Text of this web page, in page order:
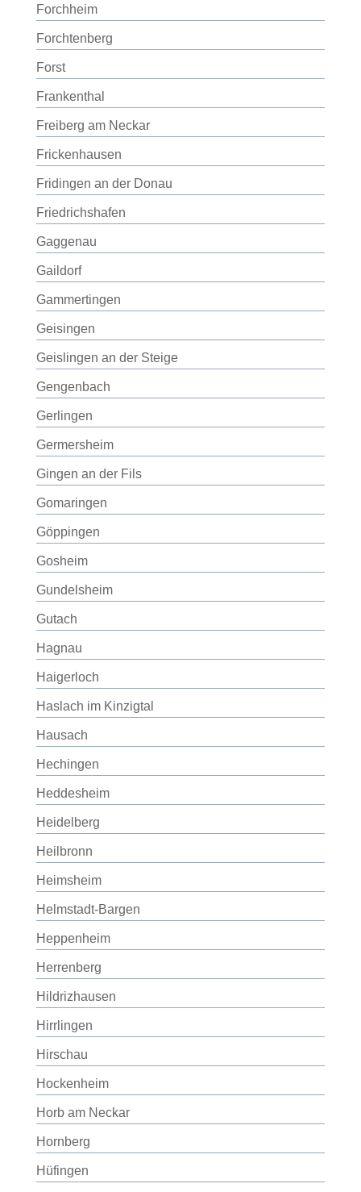
Forchheim
Forchtenberg
Forst
Frankenthal
Freiberg am Neckar
Frickenhausen
Fridingen an der Donau
Friedrichshafen
Gaggenau
Gaildorf
Gammertingen
Geisingen
Geislingen an der Steige
Gengenbach
Gerlingen
Germersheim
Gingen an der Fils
Gomaringen
Göppingen
Gosheim
Gundelsheim
Gutach
Hagnau
Haigerloch
Haslach im Kinzigtal
Hausach
Hechingen
Heddesheim
Heidelberg
Heilbronn
Heimsheim
Helmstadt-Bargen
Heppenheim
Herrenberg
Hildrizhausen
Hirrlingen
Hirschau
Hockenheim
Horb am Neckar
Hornberg
Hüfingen